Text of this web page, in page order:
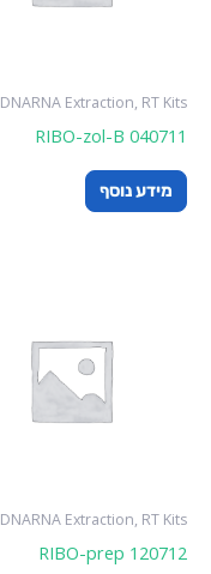
DNARNA Extraction, RT Kits
RIBO-zol-B 040711
מידע נוסף
DNARNA Extraction, RT Kits
RIBO-prep 120712